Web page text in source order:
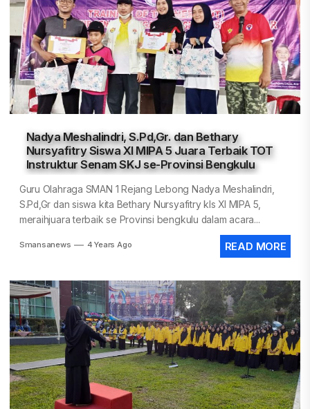
Nadya Meshalindri, S.Pd,Gr. dan Bethary
Nursyafitry Siswa XI MIPA 5 Juara Terbaik TOT
Instruktur Senam SKJ se-Provinsi Bengkulu
Guru Olahraga SMAN 1 Rejang Lebong Nadya Meshalindri,
S.Pd,Gr dan siswa kita Bethary Nursyafitry kls XI MIPA 5,
meraihjuara terbaik se Provinsi bengkulu dalam acara...
Smansanews 4 Years Ago READ MORE